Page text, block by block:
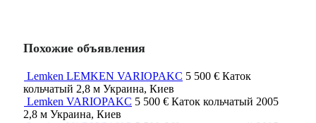
Похожие объявления
Lemken LEMKEN VARIOPAKC 5 500 € Каток
кольчатый 2,8 м Украина, Киев
Lemken VARIOPAKC 5 500 € Каток кольчатый 2005
2,8 м Украина, Киев